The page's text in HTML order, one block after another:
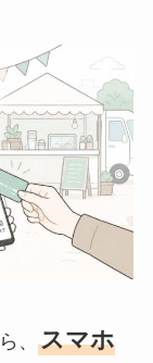
、 スマホ